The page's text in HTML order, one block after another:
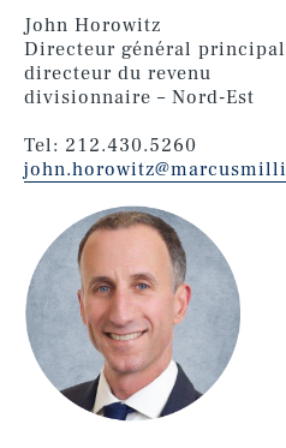
John Horowitz
Directeur général
directeur du revenu
divisionnaire – Nord-Est
Tel: 212.430.5260